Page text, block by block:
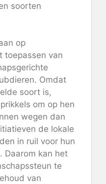
soorten
op
toepassen van
Omdat
soort is,
om op hen
wegen dan
de lokale
in ruil voor hun
Daarom kan het
te
van